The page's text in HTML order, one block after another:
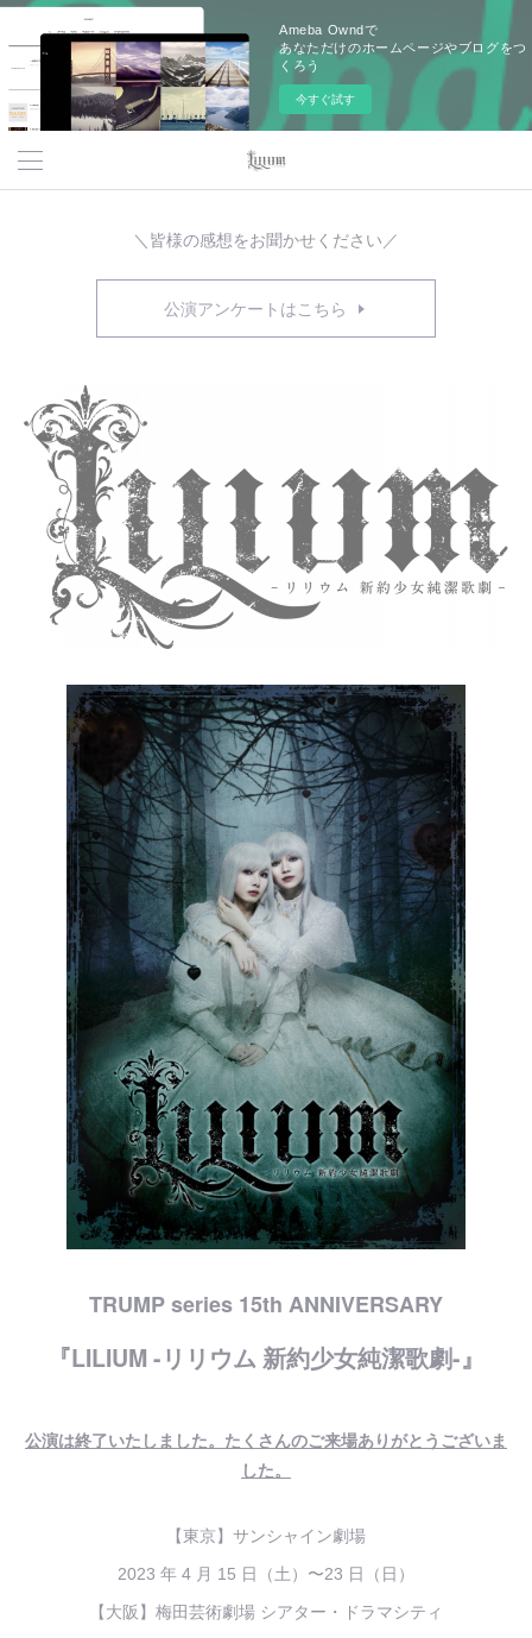
Ameba Owndで
あなただけのホームページやブログをつ
くろう
今すぐ試す
＼皆様の感想をお聞かせください／
公演アンケートはこちら
TRUMP series 15th ANNIVERSARY
『LILIUM -リリウム 新約少女純潔歌劇-』
公演は終了いたしました。たくさんのご来場ありがとうございま
した。
【東京】サンシャイン劇場
2023 年 4 月 15 日（土）〜23 日（日）
【大阪】梅田芸術劇場 シアター・ドラマシティ